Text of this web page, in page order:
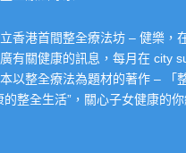
香港首間整全療法坊 – 健樂
有關健康的訊息，每月在 city
以整全療法為題材的著作 –
的整全生活”，關心子女健康的